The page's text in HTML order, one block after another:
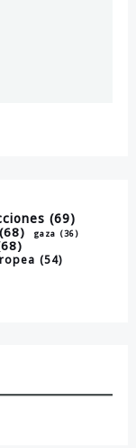
(69)
(68) gaza (36)
(54)